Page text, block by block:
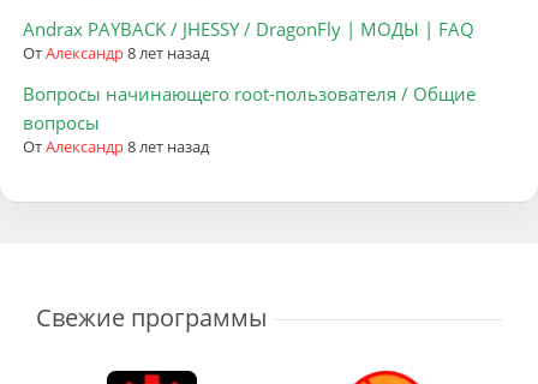
Andrax PAYBACK / JHESSY / DragonFly | МОДЫ | FAQ
ОтАлександр8 лет назад
Вопросы начинающего root-пользователя / Общие
вопросы
ОтАлександр8 лет назад
Свежие программы